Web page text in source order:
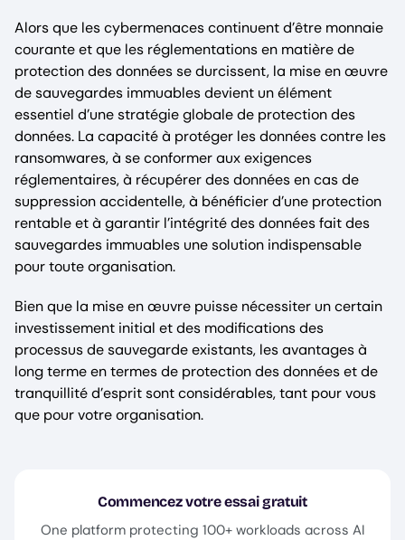
Alors que les cybermenaces continuent d’être monnaie
courante et que les réglementations en matière de
protection des données se durcissent, la mise en œuvre
de sauvegardes immuables devient un élément
essentiel d’une stratégie globale de protection des
données. La capacité à protéger les données contre les
ransomwares, à se conformer aux exigences
réglementaires, à récupérer des données en cas de
suppression accidentelle, à bénéficier d’une protection
rentable et à garantir l’intégrité des données fait des
sauvegardes immuables une solution indispensable
pour toute organisation.
Bien que la mise en œuvre puisse nécessiter un certain
investissement initial et des modifications des
processus de sauvegarde existants, les avantages à
long terme en termes de protection des données et de
tranquillité d’esprit sont considérables, tant pour vous
que pour votre organisation.
Commencez votre essai gratuit
One platform protecting 100+ workloads across AI